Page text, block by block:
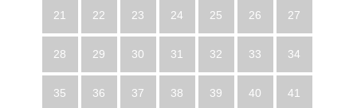
21 22 23 24 25 26 27
28 29 30 31 32 33 34
35 36 37 38 39 40 41